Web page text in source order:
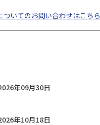
ついてのお問い合わせはこちら
年09月30日
年10月18日